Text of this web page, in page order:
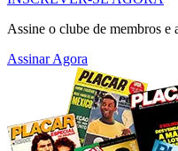
Assine o clube de membros e
Assinar Agora